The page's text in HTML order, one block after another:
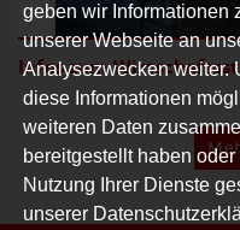
geben wir Informationen
unserer Webseite an
Analysezwecken weiter.
diese Informationen
weiteren Daten
bereitgestellt haben
Nutzung Ihrer Dienste
unserer
Infos zum